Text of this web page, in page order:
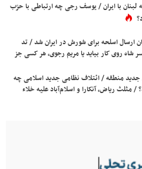
لبنان با ایران / یوسف رجی چه ارتباطی با حزب
ارسال اسلحه برای شورش در ایران شد / تد
شاه روی کار بیاید یا مریم رجوی، هر کسی جز
جدید منطقه / ائتلاف نظامی جدید اسلامی چه
/ مثلث ریاض، آنکارا و اسلام‌آباد علیه خلاء